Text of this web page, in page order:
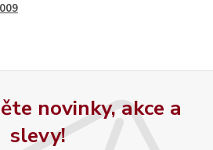
novinky, akce a
slevy!